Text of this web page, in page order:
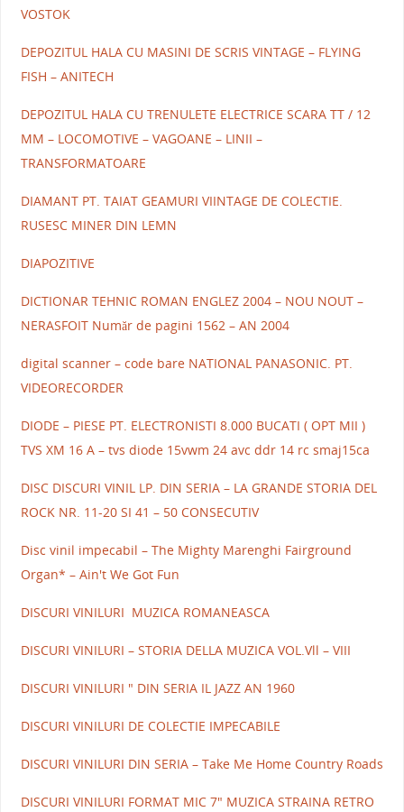
VOSTOK
DEPOZITUL HALA CU MASINI DE SCRIS VINTAGE – FLYING
FISH – ANITECH
DEPOZITUL HALA CU TRENULETE ELECTRICE SCARA TT / 12
MM – LOCOMOTIVE – VAGOANE – LINII –
TRANSFORMATOARE
DIAMANT PT. TAIAT GEAMURI VIINTAGE DE COLECTIE.
RUSESC MINER DIN LEMN
DIAPOZITIVE
DICTIONAR TEHNIC ROMAN ENGLEZ 2004 – NOU NOUT –
NERASFOIT Număr de pagini 1562 – AN 2004
digital scanner – code bare NATIONAL PANASONIC. PT.
VIDEORECORDER
DIODE – PIESE PT. ELECTRONISTI 8.000 BUCATI ( OPT MII )
TVS XM 16 A – tvs diode 15vwm 24 avc ddr 14 rc smaj15ca
DISC DISCURI VINIL LP. DIN SERIA – LA GRANDE STORIA DEL
ROCK NR. 11-20 SI 41 – 50 CONSECUTIV
Disc vinil impecabil – The Mighty Marenghi Fairground
Organ* – Ain't We Got Fun
DISCURI VINILURI MUZICA ROMANEASCA
DISCURI VINILURI – STORIA DELLA MUZICA VOL.Vll – VIII
DISCURI VINILURI " DIN SERIA IL JAZZ AN 1960
DISCURI VINILURI DE COLECTIE IMPECABILE
DISCURI VINILURI DIN SERIA – Take Me Home Country Roads
DISCURI VINILURI FORMAT MIC 7" MUZICA STRAINA RETRO